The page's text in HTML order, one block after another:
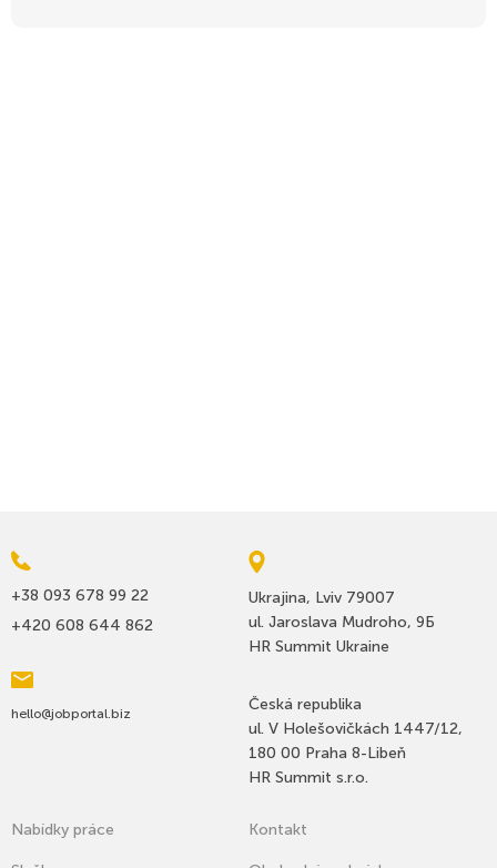
Ukrajina, Lviv 79007
ul. Jaroslava Mudroho, 9Б
HR Summit Ukraine
Česká republika
ul. V Holešovičkách 1447/12,
180 00 Praha 8-Libeň
HR Summit s.r.o.
+38 093 678 99 22
+420 608 644 862
hello@jobportal.biz
Nabídky práce Kontakt